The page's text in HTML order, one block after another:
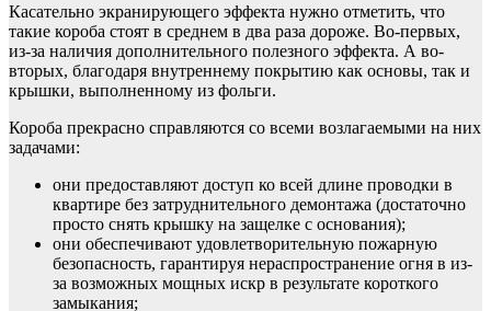
Касательно экранирующего эффекта нужно отметить, что
такие короба стоят в среднем в два раза дороже. Во-первых,
из-за наличия дополнительного полезного эффекта. А во-
вторых, благодаря внутреннему покрытию как основы, так и
крышки, выполненному из фольги.
Короба прекрасно справляются со всеми возлагаемыми на них
задачами:
они предоставляют доступ ко всей длине проводки в
квартире без затруднительного демонтажа (достаточно
просто снять крышку на защелке с основания);
они обеспечивают удовлетворительную пожарную
безопасность, гарантируя нераспространение огня в из-
за возможных мощных искр в результате короткого
замыкания;